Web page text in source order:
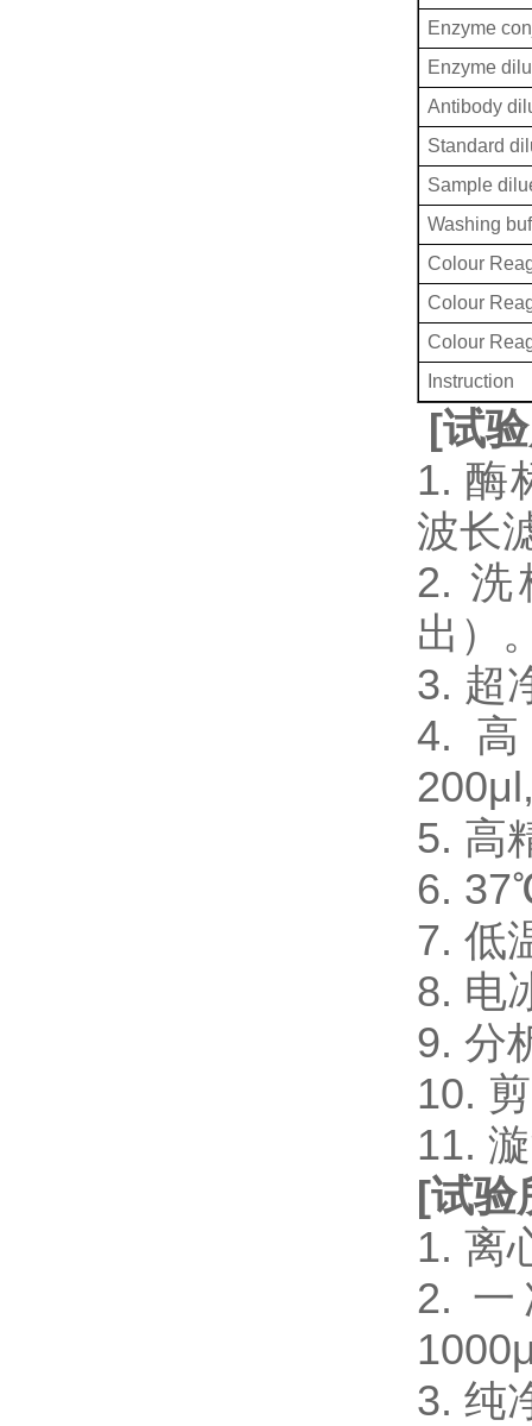
Enzyme
Enzyme
Antibody
Standard
Sample
Washing
Colour
Colour
Colour
Instruction
[试
1. 酶
波长
2. 洗
出）
3. 超
4.
5. 高
6.
7. 低
8. 电
9. 分
10.
11.
[试验
1. 离
2. 一
3. 纯